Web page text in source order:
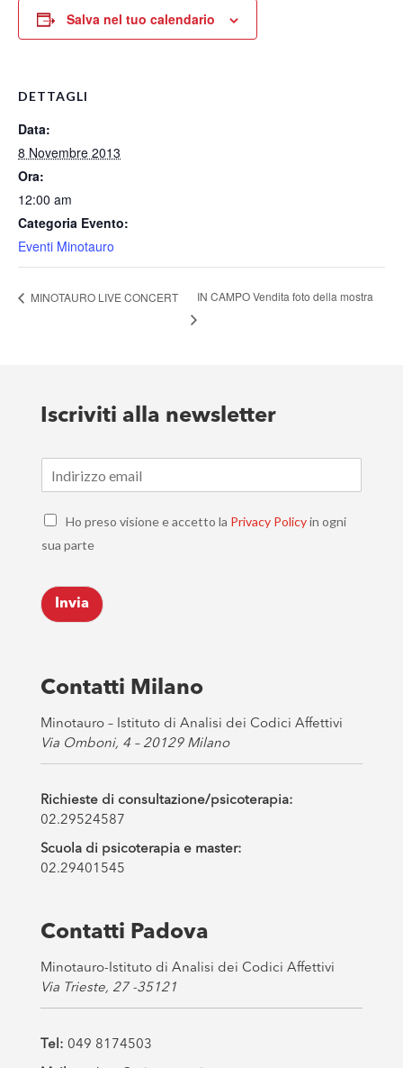
Salva nel tuo calendario
DETTAGLI
Data:
8 Novembre 2013
Ora:
12:00 am
Categoria Evento:
Eventi Minotauro
MINOTAURO LIVE CONCERT IN CAMPO Vendita foto della mostra
Iscriviti alla newsletter
m
*
C
e
k
b
o
s
*
Ho preso visione e accetto la Privacy Policyin ogni
sua parte
Invia
Contatti Milano
Minotauro – Istituto di Analisi dei Codici Affettivi
Via Omboni, 4 – 20129 Milano
Richieste di consultazione/psicoterapia:
02.29524587
Scuola di psicoterapia e master:
02.29401545
Contatti Padova
Minotauro-Istituto di Analisi dei Codici Affettivi
Via Trieste, 27 -35121
Tel: 049 8174503